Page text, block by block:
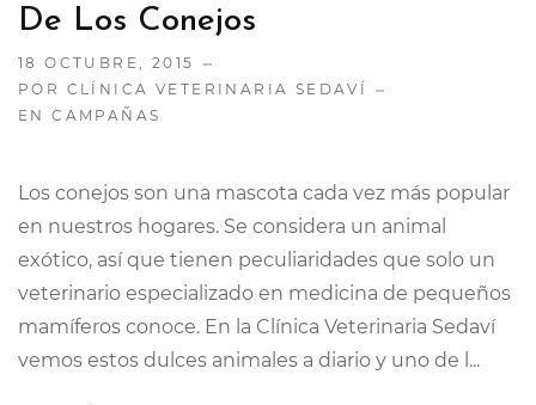
De Los Conejos
18 OCTUBRE, 2015
POR CLÍNICA VETERINARIA SEDAVÍ
ENCAMPAÑAS
Los conejos son una mascota cada vez más popular
en nuestros hogares. Se considera un animal
exótico, así que tienen peculiaridades que solo un
veterinario especializado en medicina de pequeños
mamíferos conoce. En la Clínica Veterinaria Sedaví
vemos estos dulces animales a diario y uno de l...